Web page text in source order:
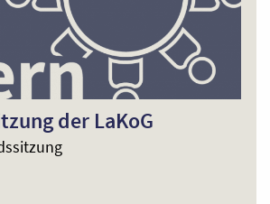
der LaKoG